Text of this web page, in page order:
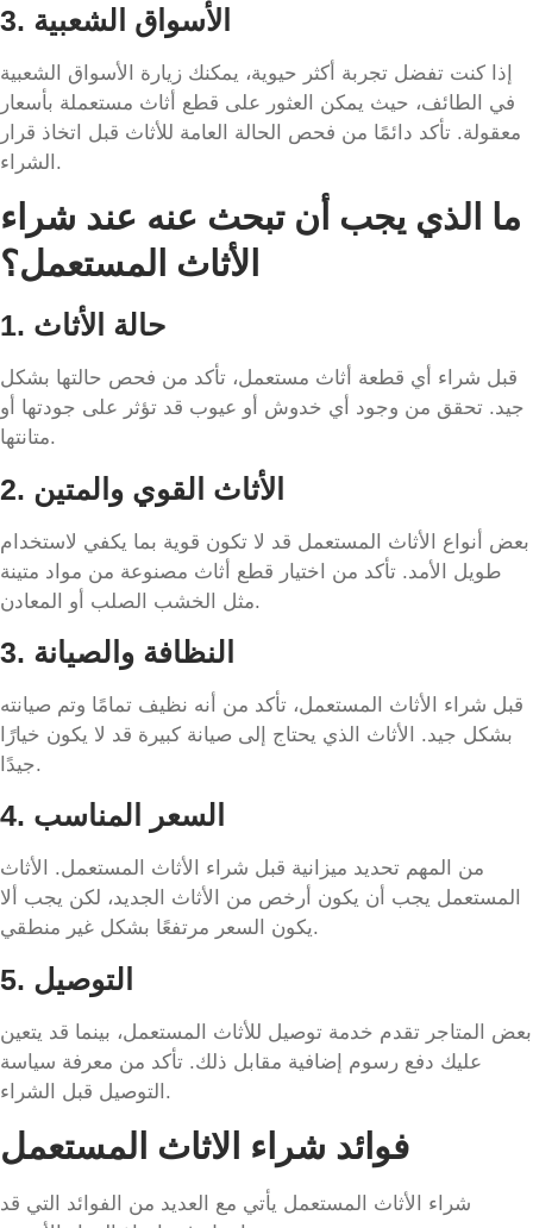
3. الأسواق الشعبية
إذا كنت تفضل تجربة أكثر حيوية، يمكنك زيارة الأسواق الشعبية
في الطائف، حيث يمكن العثور على قطع أثاث مستعملة بأسعار
معقولة. تأكد دائمًا من فحص الحالة العامة للأثاث قبل اتخاذ قرار
الشراء.
ما الذي يجب أن تبحث عنه عند شراء
الأثاث المستعمل؟
1. حالة الأثاث
قبل شراء أي قطعة أثاث مستعمل، تأكد من فحص حالتها بشكل
جيد. تحقق من وجود أي خدوش أو عيوب قد تؤثر على جودتها أو
متانتها.
2. الأثاث القوي والمتين
بعض أنواع الأثاث المستعمل قد لا تكون قوية بما يكفي لاستخدام
طويل الأمد. تأكد من اختيار قطع أثاث مصنوعة من مواد متينة
مثل الخشب الصلب أو المعادن.
3. النظافة والصيانة
قبل شراء الأثاث المستعمل، تأكد من أنه نظيف تمامًا وتم صيانته
بشكل جيد. الأثاث الذي يحتاج إلى صيانة كبيرة قد لا يكون خيارًا
جيدًا.
4. السعر المناسب
من المهم تحديد ميزانية قبل شراء الأثاث المستعمل. الأثاث
المستعمل يجب أن يكون أرخص من الأثاث الجديد، لكن يجب ألا
يكون السعر مرتفعًا بشكل غير منطقي.
5. التوصيل
بعض المتاجر تقدم خدمة توصيل للأثاث المستعمل، بينما قد يتعين
عليك دفع رسوم إضافية مقابل ذلك. تأكد من معرفة سياسة
التوصيل قبل الشراء.
فوائد شراء الاثاث المستعمل
شراء الأثاث المستعمل يأتي مع العديد من الفوائد التي قد